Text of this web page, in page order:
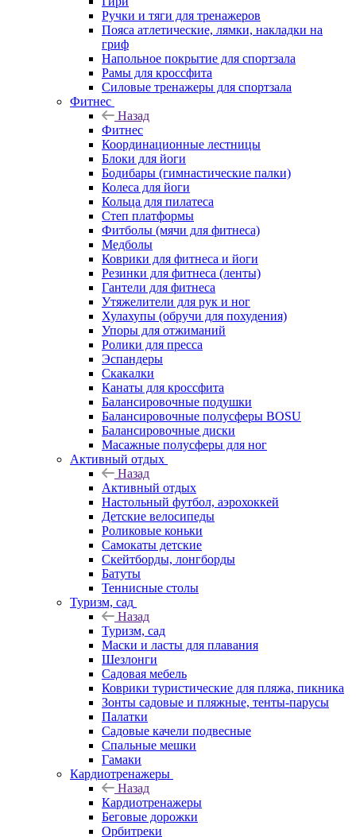
Ручки и тяги для тренажеров
Пояса атлетические, лямки, накладки на
гриф
Напольное покрытие для спортзала
Рамы для кроссфита
Силовые тренажеры для спортзала
Фитнес
Назад
Фитнес
Координационные лестницы
Блоки для йоги
Бодибары (гимнастические палки)
Колеса для йоги
Кольца для пилатеса
Степ платформы
Фитболы (мячи для фитнеса)
Медболы
Коврики для фитнеса и йоги
Резинки для фитнеса (ленты)
Гантели для фитнеса
Утяжелители для рук и ног
Хулахупы (обручи для похудения)
Упоры для отжиманий
Ролики для пресса
Эспандеры
Скакалки
Канаты для кроссфита
Балансировочные подушки
Балансировочные полусферы BOSU
Балансировочные диски
Масажные полусферы для ног
Активный отдых
Назад
Активный отдых
Настольный футбол, аэрохоккей
Детские велосипеды
Роликовые коньки
Самокаты детские
Скейтборды, лонгборды
Батуты
Теннисные столы
Туризм, сад
Назад
Туризм, сад
Маски и ласты для плавания
Шезлонги
Садовая мебель
Коврики туристические для пляжа, пикника
Зонты садовые и пляжные, тенты-парусы
Палатки
Садовые качели подвесные
Спальные мешки
Гамаки
Кардиотренажеры
Назад
Кардиотренажеры
Беговые дорожки
Орбитреки